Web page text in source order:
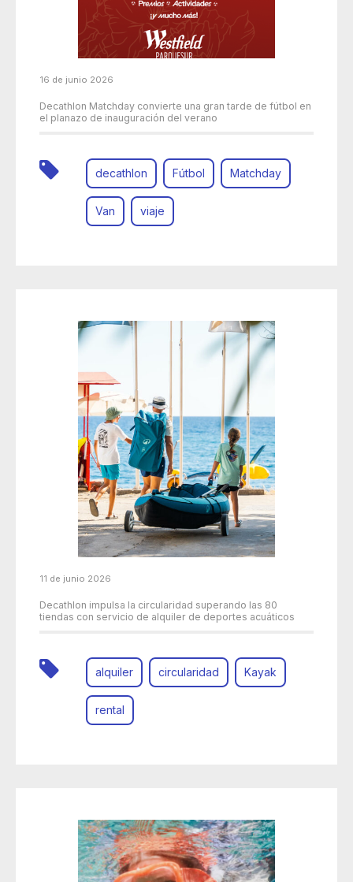
16 de junio 2026
Decathlon Matchday convierte una gran tarde de fútbol en
el planazo de inauguración del verano
decathlon Fútbol Matchday
Van viaje
11 de junio 2026
Decathlon impulsa la circularidad superando las 80
tiendas con servicio de alquiler de deportes acuáticos
alquiler circularidad Kayak
rental